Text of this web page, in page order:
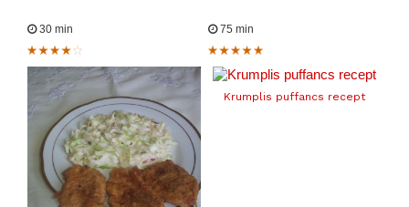
30 min 75 min
Krumplis puffancs recept